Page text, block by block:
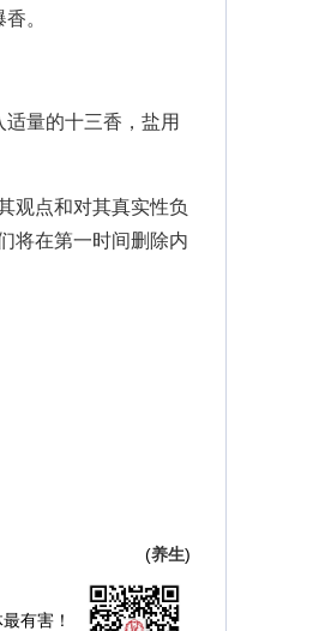
。
量的十三香，盐用
观点和对其真实性负
将在第一时间删除内
(养生)
有害！